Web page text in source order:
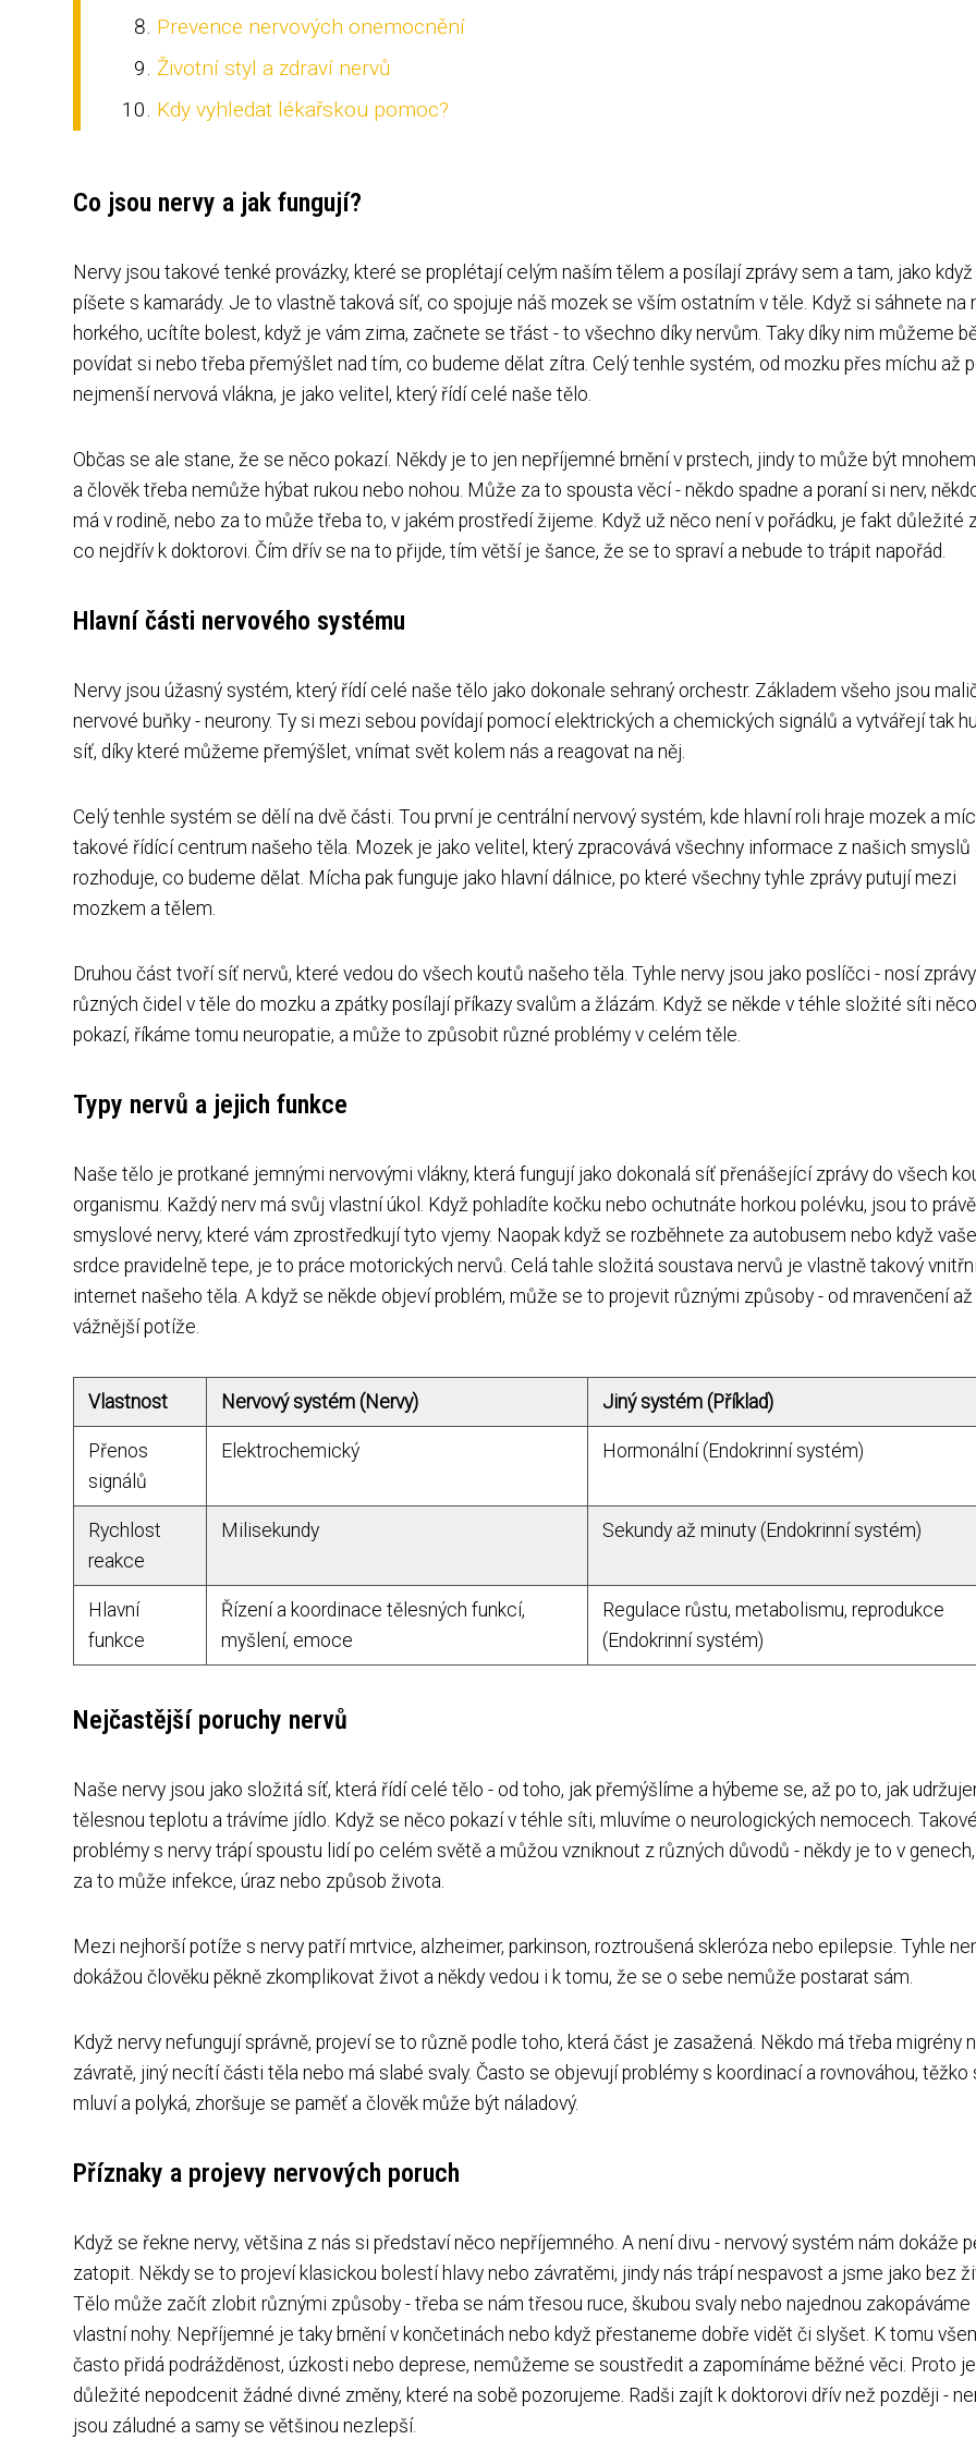
Prevence nervových onemocnění
Životní styl a zdraví nervů
Kdy vyhledat lékařskou pomoc?
Co jsou nervy a jak fungují?
Nervy jsou takové tenké provázky, které se proplétají celým naším tělem a posílají zprávy sem a tam, jako když
píšete s kamarády. Je to vlastně taková síť, co spojuje náš mozek se vším ostatním v těle. Když si sáhnete na
horkého, ucítíte bolest, když je vám zima, začnete se třást - to všechno díky nervům. Taky díky nim můžeme
povídat si nebo třeba přemýšlet nad tím, co budeme dělat zítra. Celý tenhle systém, od mozku přes míchu až
nejmenší nervová vlákna, je jako velitel, který řídí celé naše tělo.
Občas se ale stane, že se něco pokazí. Někdy je to jen nepříjemné brnění v prstech, jindy to může být
a člověk třeba nemůže hýbat rukou nebo nohou. Může za to spousta věcí - někdo spadne a poraní si nerv,
má v rodině, nebo za to může třeba to, v jakém prostředí žijeme. Když už něco není v pořádku, je fakt důležité
co nejdřív k doktorovi. Čím dřív se na to přijde, tím větší je šance, že se to spraví a nebude to trápit napořád.
Hlavní části nervového systému
Nervy jsou úžasný systém, který řídí celé naše tělo jako dokonale sehraný orchestr. Základem všeho jsou
nervové buňky - neurony. Ty si mezi sebou povídají pomocí elektrických a chemických signálů a vytvářejí tak
síť, díky které můžeme přemýšlet, vnímat svět kolem nás a reagovat na něj.
Celý tenhle systém se dělí na dvě části. Tou první je centrální nervový systém, kde hlavní roli hraje mozek a
takové řídící centrum našeho těla. Mozek je jako velitel, který zpracovává všechny informace z našich smyslů
rozhoduje, co budeme dělat. Mícha pak funguje jako hlavní dálnice, po které všechny tyhle zprávy putují mezi
mozkem a tělem.
Druhou část tvoří síť nervů, které vedou do všech koutů našeho těla. Tyhle nervy jsou jako poslíčci - nosí
různých čidel v těle do mozku a zpátky posílají příkazy svalům a žlázám. Když se někde v téhle složité síti něco
pokazí, říkáme tomu neuropatie, a může to způsobit různé problémy v celém těle.
Typy nervů a jejich funkce
Naše tělo je protkané jemnými nervovými vlákny, která fungují jako dokonalá síť přenášející zprávy do všech
organismu. Každý nerv má svůj vlastní úkol. Když pohladíte kočku nebo ochutnáte horkou polévku, jsou to právě
smyslové nervy, které vám zprostředkují tyto vjemy. Naopak když se rozběhnete za autobusem nebo když vaše
srdce pravidelně tepe, je to práce motorických nervů. Celá tahle složitá soustava nervů je vlastně takový
internet našeho těla. A když se někde objeví problém, může se to projevit různými způsoby - od mravenčení až
vážnější potíže.
Vlastnost Nervový systém (Nervy) Jiný systém (Příklad)
Přenos
signálů
Elektrochemický Hormonální (Endokrinní systém)
Rychlost
reakce
Milisekundy Sekundy až minuty (Endokrinní systém)
Hlavní
funkce
Řízení a koordinace tělesných funkcí,
myšlení, emoce
Regulace růstu, metabolismu, reprodukce
(Endokrinní systém)
Nejčastější poruchy nervů
Naše nervy jsou jako složitá síť, která řídí celé tělo - od toho, jak přemýšlíme a hýbeme se, až po to, jak
tělesnou teplotu a trávíme jídlo. Když se něco pokazí v téhle síti, mluvíme o neurologických nemocech. Takové
problémy s nervy trápí spoustu lidí po celém světě a můžou vzniknout z různých důvodů - někdy je to v
za to může infekce, úraz nebo způsob života.
Mezi nejhorší potíže s nervy patří mrtvice, alzheimer, parkinson, roztroušená skleróza nebo epilepsie. Tyhle
dokážou člověku pěkně zkomplikovat život a někdy vedou i k tomu, že se o sebe nemůže postarat sám.
Když nervy nefungují správně, projeví se to různě podle toho, která část je zasažená. Někdo má třeba migrény
závratě, jiný necítí části těla nebo má slabé svaly. Často se objevují problémy s koordinací a rovnováhou, těžko
mluví a polyká, zhoršuje se paměť a člověk může být náladový.
Příznaky a projevy nervových poruch
Když se řekne nervy, většina z nás si představí něco nepříjemného. A není divu - nervový systém nám dokáže
zatopit. Někdy se to projeví klasickou bolestí hlavy nebo závratěmi, jindy nás trápí nespavost a jsme jako bez
Tělo může začít zlobit různými způsoby - třeba se nám třesou ruce, škubou svaly nebo najednou zakopáváme
vlastní nohy. Nepříjemné je taky brnění v končetinách nebo když přestaneme dobře vidět či slyšet. K tomu
často přidá podrážděnost, úzkosti nebo deprese, nemůžeme se soustředit a zapomínáme běžné věci. Proto
důležité nepodcenit žádné divné změny, které na sobě pozorujeme. Radši zajít k doktorovi dřív než později -
jsou záludné a samy se většinou nezlepší.